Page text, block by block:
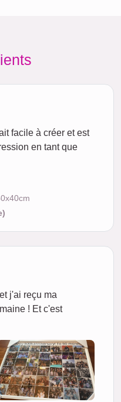
facile à créer et est
en tant que
j'ai reçu ma
! Et c'est